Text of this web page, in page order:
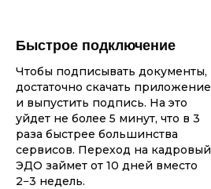
Быстрое подключение
Чтобы подписывать документы,
достаточно скачать приложение
и выпустить подпись. На это
уйдет не более 5 минут, что в 3
раза быстрее большинства
сервисов. Переход на кадровый
ЭДО займет от 10 дней вместо
2−3 недель.